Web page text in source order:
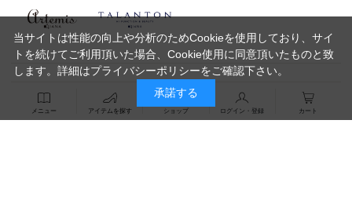
メニュー アイテムを探す ショップ ログイン・登録 カート
当サイトは性能の向上や分析のためCookieを使用しており、サイ
トを続けてご利用頂いた場合、Cookie使用に同意頂いたものと致
します。詳細はプライバシーポリシーをご確認下さい。
承諾する